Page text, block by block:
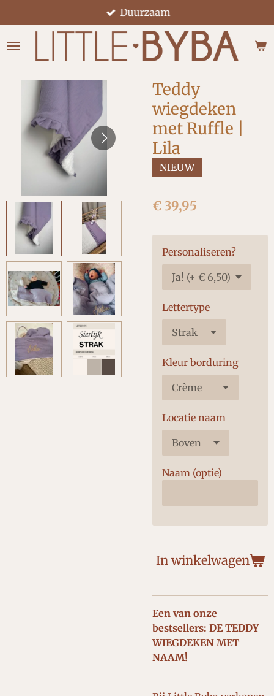
direct
naar
Duurzaam
Teddy
wiegdeken
met Ruffle |
Lila
NIEUW
€ 39,95
Personaliseren?
Lettertype
Kleur borduring
Locatie naam
Naam (optie)
In winkelwagen
Een van onze
bestsellers: DE TEDDY
WIEGDEKEN MET
NAAM!